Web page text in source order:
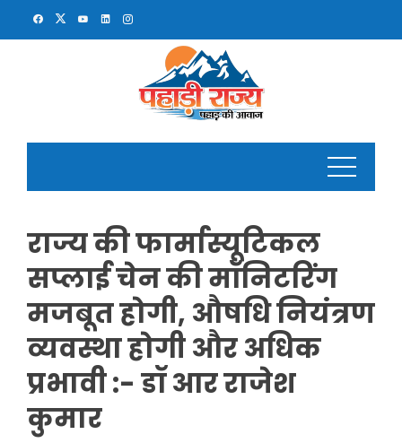
राज्य की फार्मास्यूटिकल
सप्लाई चेन की मॉनिटरिंग
मजबूत होगी, औषधि नियंत्रण
व्यवस्था होगी और अधिक
प्रभावी :- डॉ आर राजेश
कुमार